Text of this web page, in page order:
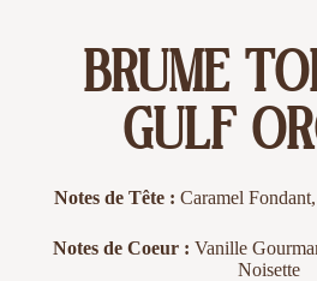
BRUME
GULF
Notes de Tête :Caramel
Notes de Coeur : Vanille
Noisette